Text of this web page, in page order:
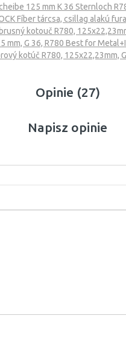
125 mm K 36 Sternloch
Fíber tárcsa, csillag alakú
kotouč R780,
mm, G 36, R780 Best for
kotúč R780, 125x22,23mm,
Opinie (27)
Napisz opinie